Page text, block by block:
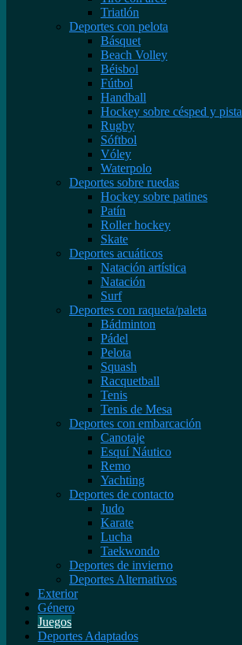
Triatlón
Deportes con pelota
Básquet
Beach Volley
Béisbol
Fútbol
Handball
Hockey sobre césped y pista
Rugby
Sóftbol
Vóley
Waterpolo
Deportes sobre ruedas
Hockey sobre patines
Patín
Roller hockey
Skate
Deportes acuáticos
Natación artística
Natación
Surf
Deportes con raqueta/paleta
Bádminton
Pádel
Pelota
Squash
Racquetball
Tenis
Tenis de Mesa
Deportes con embarcación
Canotaje
Esquí Náutico
Remo
Yachting
Deportes de contacto
Judo
Karate
Lucha
Taekwondo
Deportes de invierno
Deportes Alternativos
Exterior
Género
Juegos
Deportes Adaptados